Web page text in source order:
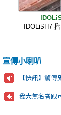
IDOLiSH7
宣傳小喇叭
【快訊】驚
我大無名者跟